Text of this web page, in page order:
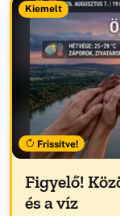
Kiemelt
Frissítve!
Figyelő!
és a víz